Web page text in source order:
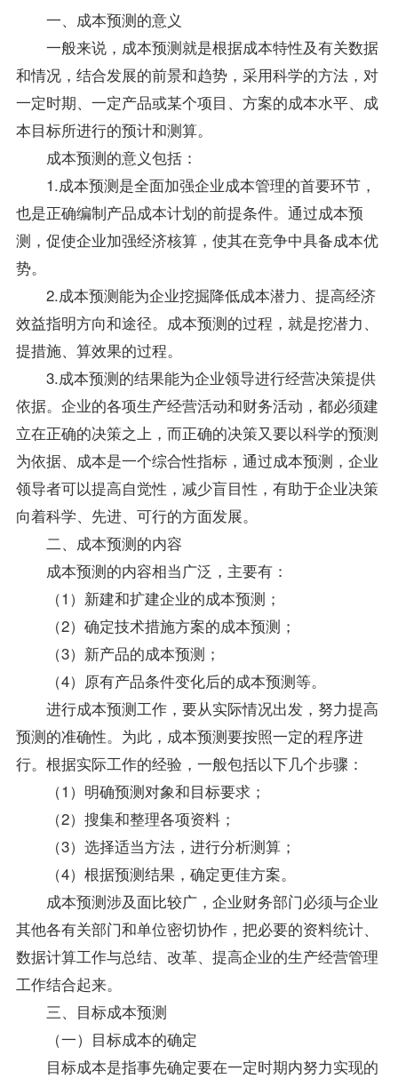
一、成本预测的意义
一般来说，成本预测就是根据成本特性及有关数据
和情况，结合发展的前景和趋势，采用科学的方法，对
一定时期、一定产品或某个项目、方案的成本水平、成
本目标所进行的预计和测算。
成本预测的意义包括：
1.成本预测是全面加强企业成本管理的首要环节，
也是正确编制产品成本计划的前提条件。通过成本预
测，促使企业加强经济核算，使其在竞争中具备成本优
势。
2.成本预测能为企业挖掘降低成本潜力、提高经济
效益指明方向和途径。成本预测的过程，就是挖潜力、
提措施、算效果的过程。
3.成本预测的结果能为企业领导进行经营决策提供
依据。企业的各项生产经营活动和财务活动，都必须建
立在正确的决策之上，而正确的决策又要以科学的预测
为依据、成本是一个综合性指标，通过成本预测，企业
领导者可以提高自觉性，减少盲目性，有助于企业决策
向着科学、先进、可行的方面发展。
二、成本预测的内容
成本预测的内容相当广泛，主要有：
（1）新建和扩建企业的成本预测；
（2）确定技术措施方案的成本预测；
（3）新产品的成本预测；
（4）原有产品条件变化后的成本预测等。
进行成本预测工作，要从实际情况出发，努力提高
预测的准确性。为此，成本预测要按照一定的程序进
行。根据实际工作的经验，一般包括以下几个步骤：
（1）明确预测对象和目标要求；
（2）搜集和整理各项资料；
（3）选择适当方法，进行分析测算；
（4）根据预测结果，确定更佳方案。
成本预测涉及面比较广，企业财务部门必须与企业
其他各有关部门和单位密切协作，把必要的资料统计、
数据计算工作与总结、改革、提高企业的生产经营管理
工作结合起来。
三、目标成本预测
（一）目标成本的确定
目标成本是指事先确定要在一定时期内努力实现的